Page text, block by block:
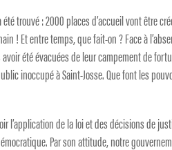
trouvé : 2000 places d’accueil vont être
! Et entre temps, que fait-on ? Face à
été évacuées de leur campement de
inoccupé à Saint-Josse. Que font les
l’application de la loi et des décisions de
Par son attitude, notre